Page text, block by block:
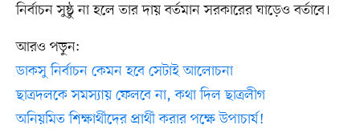
নির্বাচন সুষ্ঠু না হলে তার দায় বর্তমান সরকারের ঘাড়েও বর্তাবে।
আরও পড়ুন:
ডাকসু নির্বাচন কেমন হবে সেটাই আলোচনা
ছাত্রদলকে সমস্যায় ফেলবে না, কথা দিল ছাত্রলীগ
অনিয়মিত শিক্ষার্থীদের প্রার্থী করার পক্ষে উপাচার্য!